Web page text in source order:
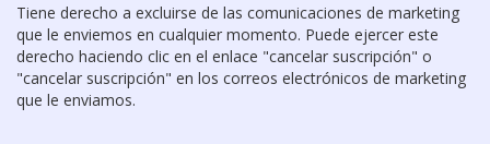
Tiene derecho a excluirse de las comunicaciones de marketing
que le enviemos en cualquier momento. Puede ejercer este
derecho haciendo clic en el enlace "cancelar suscripción" o
"cancelar suscripción" en los correos electrónicos de marketing
que le enviamos.